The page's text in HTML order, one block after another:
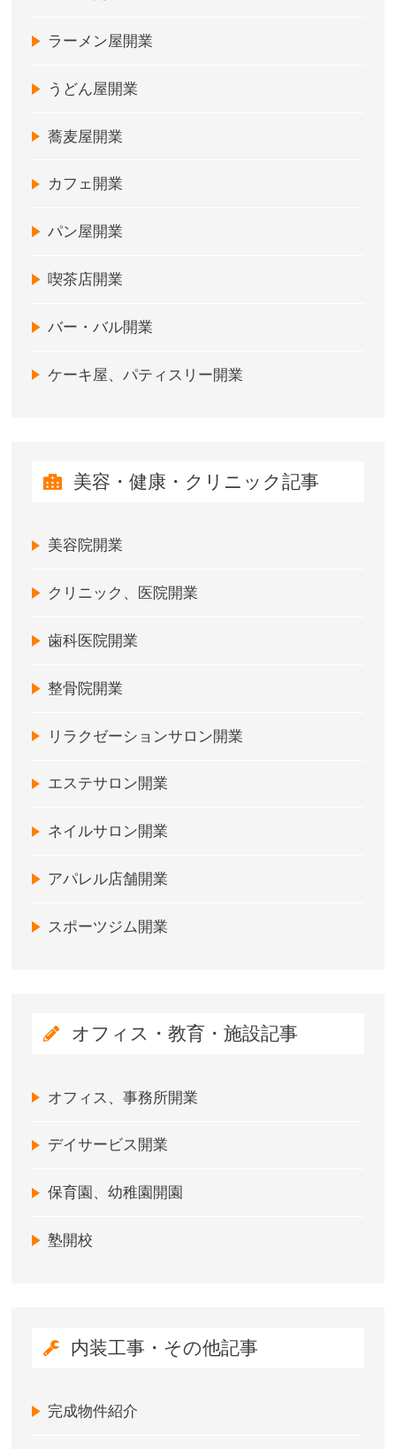
ラーメン屋開業
うどん屋開業
蕎麦屋開業
カフェ開業
パン屋開業
喫茶店開業
バー・バル開業
ケーキ屋、パティスリー開業
美容・健康・クリニック記事
美容院開業
クリニック、医院開業
歯科医院開業
整骨院開業
リラクゼーションサロン開業
エステサロン開業
ネイルサロン開業
アパレル店舗開業
スポーツジム開業
オフィス・教育・施設記事
オフィス、事務所開業
デイサービス開業
保育園、幼稚園開園
塾開校
内装工事・その他記事
完成物件紹介